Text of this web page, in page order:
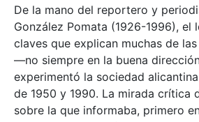
De la mano del reportero y
González Pomata (1926-1996), el
claves que explican muchas de
—no siempre en la buena
experimentó la sociedad
de 1950 y 1990. La mirada crítica
sobre la que informaba, primero